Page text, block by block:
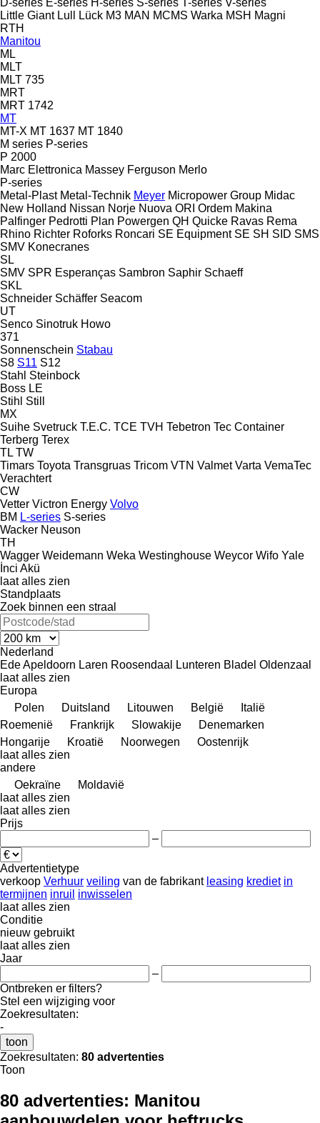
Little Giant Lull Lück M3 MAN MCMS Warka MSH Magni
RTH
Manitou
ML
MLT
MLT 735
MRT
MRT 1742
MT
MT-X MT 1637 MT 1840
M series P-series
P 2000
Marc Elettronica Massey Ferguson Merlo
P-series
Metal-Plast Metal-Technik Meyer Micropower Group Midac
New Holland Nissan Norje Nuova ORI Ordem Makina
Palfinger Pedrotti Plan Powergen QH Quicke Ravas Rema
Rhino Richter Roforks Roncari SE Equipment SE SH SID SMS
SMV Konecranes
SL
SMV SPR Esperanças Sambron Saphir Schaeff
SKL
Schneider Schäffer Seacom
UT
Senco Sinotruk Howo
371
Sonnenschein Stabau
S8 S11 S12
Stahl Steinbock
Boss LE
Stihl Still
MX
Suihe Svetruck T.E.C. TCE TVH Tebetron Tec Container
Terberg Terex
TL TW
Timars Toyota Transgruas Tricom VTN Valmet Varta VemaTec
Verachtert
CW
Vetter Victron Energy Volvo
BM L-series S-series
Wacker Neuson
TH
Wagger Weidemann Weka Westinghouse Weycor Wifo Yale
İnci Akü
laat alles zien
Standplaats
Zoek binnen een straal
Nederland
EdeApeldoorn Laren Roosendaal Lunteren Bladel Oldenzaal
laat alles zien
Europa
Polen
Duitsland Litouwen België
Italië
Roemenië
Frankrijk Slowakije
Denemarken
Hongarije
Kroatië Noorwegen
Oostenrijk
laat alles zien
andere
Oekraïne
Moldavië
laat alles zien
laat alles zien
Prijs
–
Advertentietype
verkoop Verhuur veiling van de fabrikant leasing krediet in
termijnen inruil inwisselen
laat alles zien
Conditie
nieuw gebruikt
laat alles zien
Jaar
–
Ontbreken er filters?
Stel een wijziging voor
Zoekresultaten:
-
toon
Zoekresultaten: 80 advertenties
Toon
80 advertenties: Manitou